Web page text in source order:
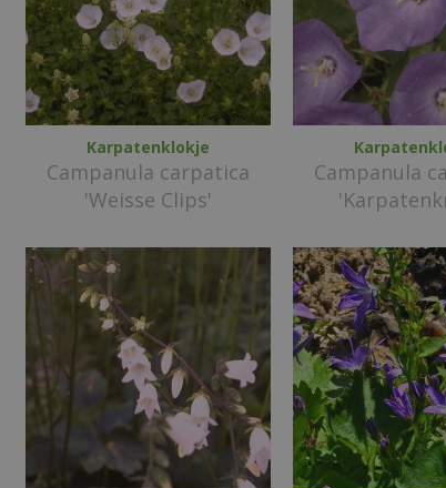
Karpatenklokje
Campanula carpatica
'Weisse Clips'
Campanula